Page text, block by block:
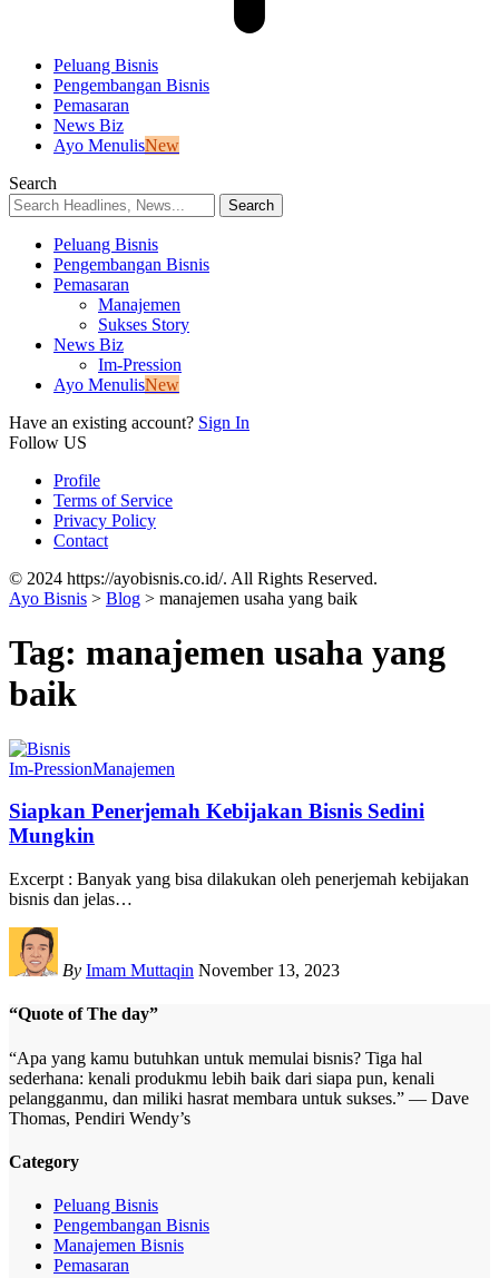
Peluang Bisnis
Pengembangan Bisnis
Pemasaran
News Biz
Ayo MenulisNew
Search
Peluang Bisnis
Pengembangan Bisnis
Pemasaran
Manajemen
Sukses Story
News Biz
Im-Pression
Ayo MenulisNew
Have an existing account? Sign In
Follow US
Profile
Terms of Service
Privacy Policy
Contact
© 2024 https://ayobisnis.co.id/. All Rights Reserved.
Ayo Bisnis > Blog > manajemen usaha yang baik
Tag: manajemen usaha yang
baik
Im-PressionManajemen
Siapkan Penerjemah Kebijakan Bisnis Sedini
Mungkin
Excerpt : Banyak yang bisa dilakukan oleh penerjemah kebijakan
bisnis dan jelas…
By Imam Muttaqin November 13, 2023
“Quote of The day”
“Apa yang kamu butuhkan untuk memulai bisnis? Tiga hal
sederhana: kenali produkmu lebih baik dari siapa pun, kenali
pelangganmu, dan miliki hasrat membara untuk sukses.” — Dave
Thomas, Pendiri Wendy’s
Category
Peluang Bisnis
Pengembangan Bisnis
Manajemen Bisnis
Pemasaran